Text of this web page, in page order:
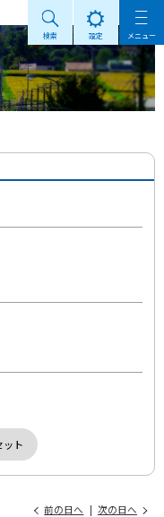
検索 設定 メニュー
前の日へ 次の日へ